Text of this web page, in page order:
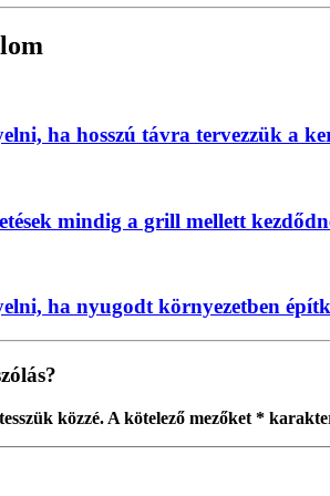
ha hosszú távra tervezzük a
mindig a grill mellett
ha nyugodt környezetben
közzé. A kötelező mezőket *